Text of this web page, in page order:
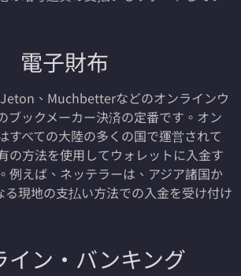
電子財布
、Muchbetterなどのオンラインウ
ブックメーカー決済の定番です。オン
すべての大陸の多くの国で運営されて
の方法を使用してウォレットに入金す
例えば、ネッテラーは、アジア諸国か
る現地の支払い方法での入金を受け付け
イン・バンキング